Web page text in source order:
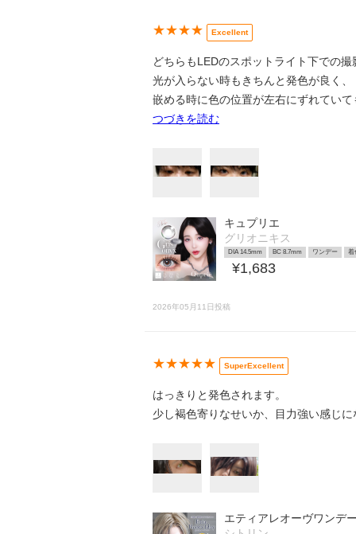
★★★★ Excellent
どちらもLEDのスポットライト下での撮
光が入らない時もきちんと発色が良く、
嵌める時に色の位置が左右にずれてい
つづきを読む
キュプリエ
グリオニキス
DIA 14.5mm BC 8.7mm ワンデー 着
¥1,683
2026年05月11日投稿
★★★★★ SuperExcellent
はっきりと発色されます。
少し褐色寄りなせいか、目力強い感じに
エティアレオーヴワンデー